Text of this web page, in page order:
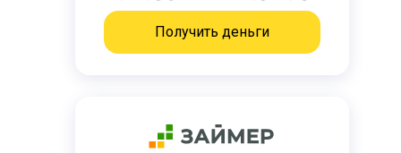
Получить деньги